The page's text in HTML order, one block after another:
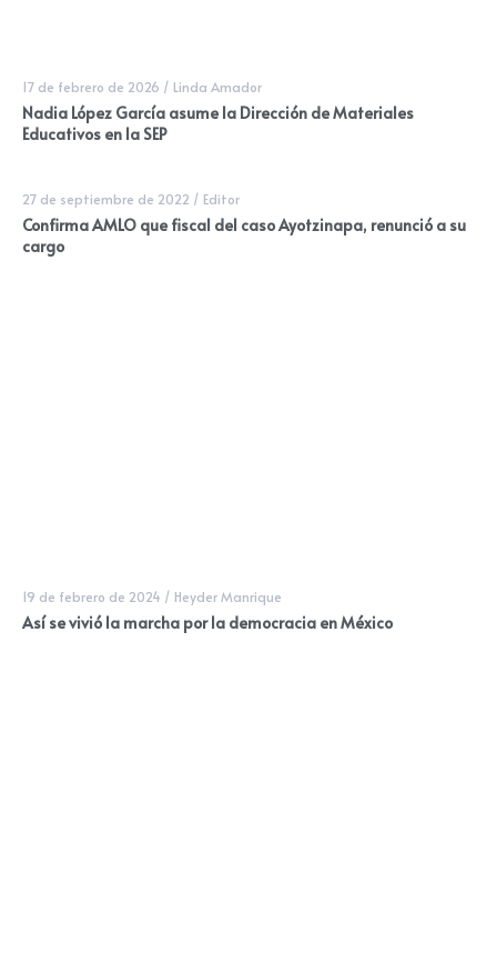
17 de febrero de 2026 / Linda Amador
Nadia López García asume la Dirección de Materiales
Educativos en la SEP
27 de septiembre de 2022 / Editor
Confirma AMLO que fiscal del caso Ayotzinapa, renunció a su
cargo
19 de febrero de 2024 / Heyder Manrique
Así se vivió la marcha por la democracia en México